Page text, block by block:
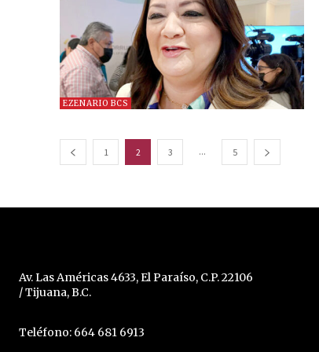
EZENARIO BCS
1 2 3 ... 5
Av. Las Américas 4633, El Paraíso, C.P. 22106
/ Tijuana, B.C.
Teléfono: 664 681 6913